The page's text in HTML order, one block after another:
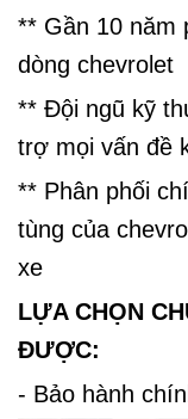
** Gần 10 năm
dòng chevrolet
** Đội ngũ kỹ
trợ mọi vấn đề
** Phân phối
tùng của
xe
LỰA CHỌN
ĐƯỢC:
- Bảo hành